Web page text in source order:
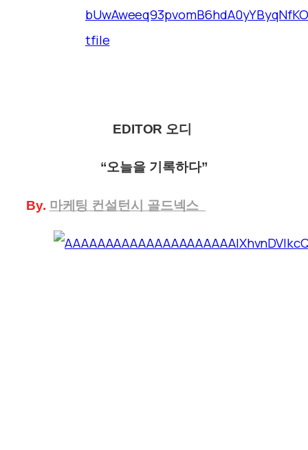
EDITOR 오디
“오늘을 기록하다”
By. 마케팅 컨설턴시 골드넥스